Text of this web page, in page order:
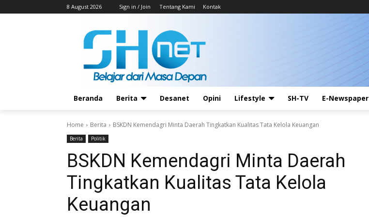
8 August 2026 Sign in / Join Tentang Kami Kontak
Beranda Berita Desanet Opini Lifestyle SH-TV E-Newspaper
Home Berita BSKDN Kemendagri Minta Daerah Tingkatkan Kualitas Tata Kelola Keuangan
Berita Politik
BSKDN Kemendagri Minta Daerah
Tingkatkan Kualitas Tata Kelola
Keuangan